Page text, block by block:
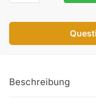
M.ABDECKUNG
Beschreibung